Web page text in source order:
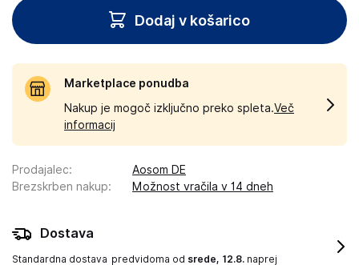
Dodaj v košarico
Marketplace ponudba
Nakup je mogoč izključno preko spleta.Več
informacij
Prodajalec:
Aosom DE
Brezskrben nakup: Možnost vračila v 14 dneh
Dostava
Standardna dostava predvidoma od srede, 12.8. naprej